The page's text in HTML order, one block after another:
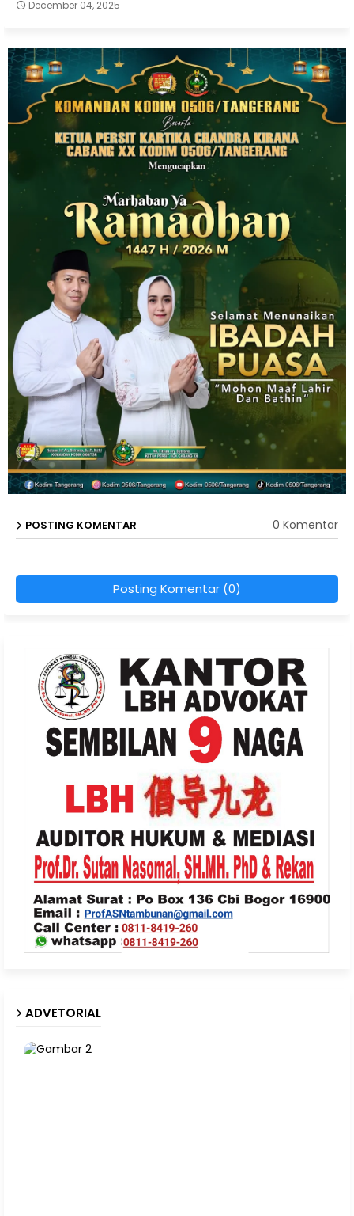
December 04, 2025
POSTING KOMENTAR 0 Komentar
Posting Komentar (0)
ADVETORIAL